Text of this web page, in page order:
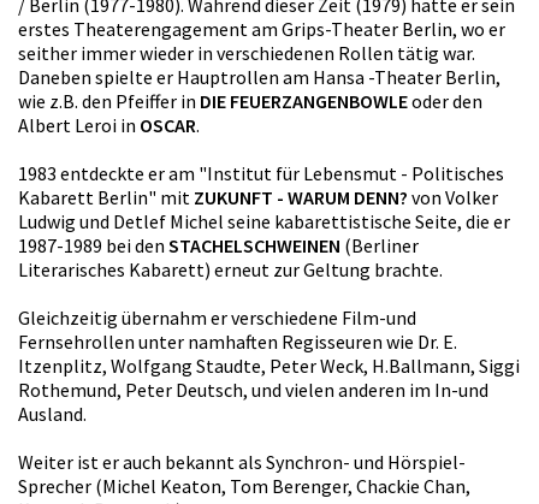
erstes Theaterengagement am Grips-Theater Berlin, wo er
seither immer wieder in verschiedenen Rollen tätig war.
Daneben spielte er Hauptrollen am Hansa -Theater Berlin,
wie z.B. den Pfeiffer in DIE FEUERZANGENBOWLEoder den
Albert Leroi in OSCAR.
1983 entdeckte er am "Institut für Lebensmut - Politisches
Kabarett Berlin" mit ZUKUNFT - WARUM DENN? von Volker
Ludwig und Detlef Michel seine kabarettistische Seite, die er
1987-1989 bei den STACHELSCHWEINEN (Berliner
Literarisches Kabarett) erneut zur Geltung brachte.
Gleichzeitig übernahm er verschiedene Film-und
Fernsehrollen unter namhaften Regisseuren wie Dr. E.
Itzenplitz, Wolfgang Staudte, Peter Weck, H.Ballmann, Siggi
Rothemund, Peter Deutsch, und vielen anderen im In-und
Ausland.
Weiter ist er auch bekannt als Synchron- und Hörspiel-
Sprecher (Michel Keaton, Tom Berenger, Chackie Chan,